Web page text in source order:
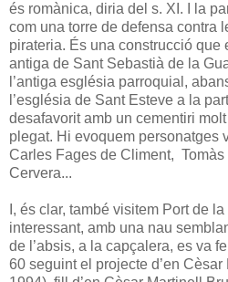
és romànica, diria del s. XI. I la
com una torre de defensa contra
pirateria. És una construcció que
antiga de Sant Sebastià de la
l’antiga església parroquial,
l’església de Sant Esteve a la
desafavorit amb un cementiri
plegat. Hi evoquem personatges
Carles Fages de Climent, Tomàs
Cervera...
I, és clar, també visitem Port de
interessant, amb una nau
de l’absis, a la capçalera, es va
60 seguint el projecte d’en